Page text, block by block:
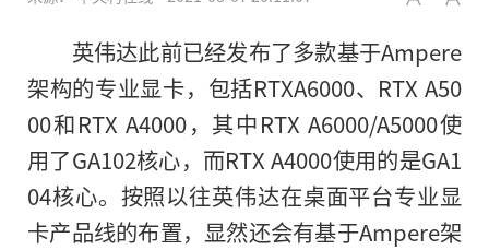
英伟达此前已经发布了多款基于Ampere
架构的专业显卡，包括RTXA6000、RTX A50
00和RTX A4000，其中RTX A6000/A5000使
用了GA102核心，而RTX A4000使用的是GA1
04核心。按照以往英伟达在桌面平台专业显
卡产品线的布置，显然还会有基于Ampere架